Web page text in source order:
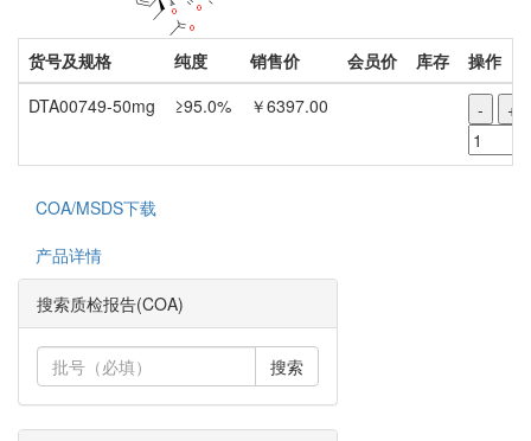
货号及规格 纯度 销售价 会员价 库存
操作
DTA00749-50mg
≥95.0% ￥6397.00 - +
COA/MSDS下载
产品详情
搜索质检报告(COA)
搜索